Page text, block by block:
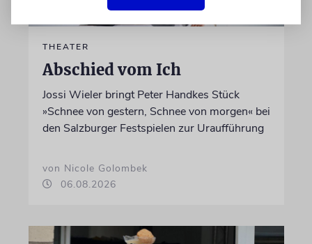
THEATER
Abschied vom Ich
Jossi Wieler bringt Peter Handkes Stück
»Schnee von gestern, Schnee von morgen« bei
den Salzburger Festspielen zur Uraufführung
von Nicole Golombek
06.08.2026